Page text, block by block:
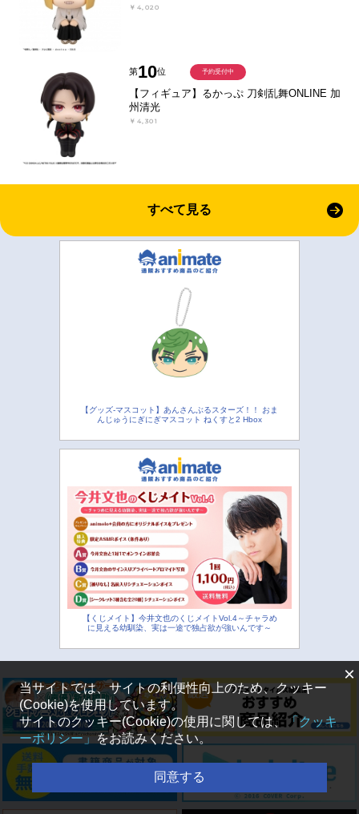
￥4,020
第10位
【フィギュア】るかっぷ 刀剣乱舞ONLINE 加
州清光
￥4,301
予約受付中
すべて見る
【グッズ-マスコット】あんさんぶるスターズ！！ おま
んじゅうにぎにぎマスコット ねくすと2 Hbox
【くじメイト】今井文也のくじメイトVol.4～チャラめ
に見える幼馴染、実は一途で独占欲が強いんです～
×
当サイトでは、サイトの利便性向上のため、クッキー
(Cookie)を使用しています。
サイトのクッキー(Cookie)の使用に関しては、「クッキ
ーポリシー」をお読みください。
同意する